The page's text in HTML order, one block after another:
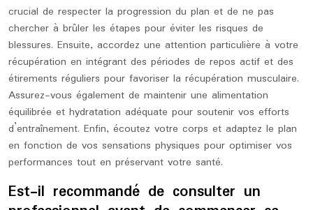
crucial de respecter la progression du plan et de ne pas
chercher à brûler les étapes pour éviter les risques de
blessures. Ensuite, accordez une attention particulière à votre
récupération en intégrant des périodes de repos actif et des
étirements réguliers pour favoriser la récupération musculaire.
Assurez-vous également de maintenir une alimentation
équilibrée et hydratation adéquate pour soutenir vos efforts
d’entraînement. Enfin, écoutez votre corps et adaptez le plan
en fonction de vos sensations physiques pour optimiser vos
performances tout en préservant votre santé.
Est-il recommandé de consulter un